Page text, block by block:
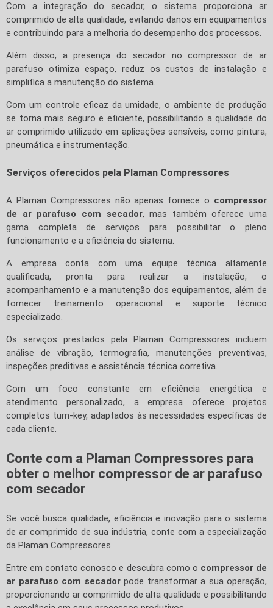
Com a integração do secador, o sistema proporciona ar
comprimido de alta qualidade, evitando danos em equipamentos
e contribuindo para a melhoria do desempenho dos processos.
Além disso, a presença do secador no compressor de ar
parafuso otimiza espaço, reduz os custos de instalação e
simplifica a manutenção do sistema.
Com um controle eficaz da umidade, o ambiente de produção
se torna mais seguro e eficiente, possibilitando a qualidade do
ar comprimido utilizado em aplicações sensíveis, como pintura,
pneumática e instrumentação.
Serviços oferecidos pela Plaman Compressores
A Plaman Compressores não apenas fornece o compressor
de ar parafuso com secador, mas também oferece uma
gama completa de serviços para possibilitar o pleno
funcionamento e a eficiência do sistema.
A empresa conta com uma equipe técnica altamente
qualificada, pronta para realizar a instalação, o
acompanhamento e a manutenção dos equipamentos, além de
fornecer treinamento operacional e suporte técnico
especializado.
Os serviços prestados pela Plaman Compressores incluem
análise de vibração, termografia, manutenções preventivas,
inspeções preditivas e assistência técnica corretiva.
Com um foco constante em eficiência energética e
atendimento personalizado, a empresa oferece projetos
completos turn-key, adaptados às necessidades específicas de
cada cliente.
Conte com a Plaman Compressores para
obter o melhor compressor de ar parafuso
com secador
Se você busca qualidade, eficiência e inovação para o sistema
de ar comprimido de sua indústria, conte com a especialização
da Plaman Compressores.
Entre em contato conosco e descubra como o compressor de
ar parafuso com secadorpode transformar a sua operação,
proporcionando ar comprimido de alta qualidade e possibilitando